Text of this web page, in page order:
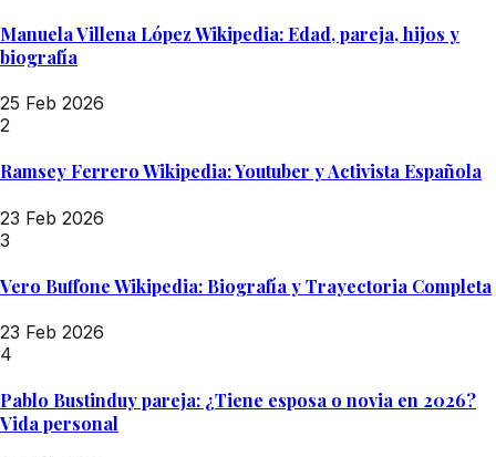
Manuela Villena López Wikipedia: Edad, pareja, hijos y
biografía
25 Feb 2026
2
Ramsey Ferrero Wikipedia: Youtuber y Activista Española
23 Feb 2026
3
Vero Buffone Wikipedia: Biografía y Trayectoria Completa
23 Feb 2026
4
Pablo Bustinduy pareja: ¿Tiene esposa o novia en 2026?
Vida personal